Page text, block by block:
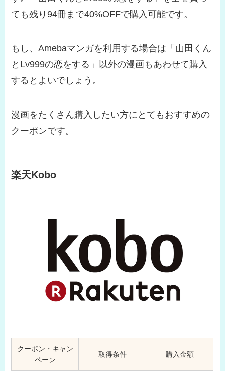
ても残り94冊まで40%OFFで購入可能です。
もし、Amebaマンガを利用する場合は「山田くん
とLv999の恋をする」以外の漫画もあわせて購入
するとよいでしょう。
漫画をたくさん購入したい方にとてもおすすめの
クーポンです。
楽天Kobo
クーポン・キャン
ペーン
取得条件 購入金額